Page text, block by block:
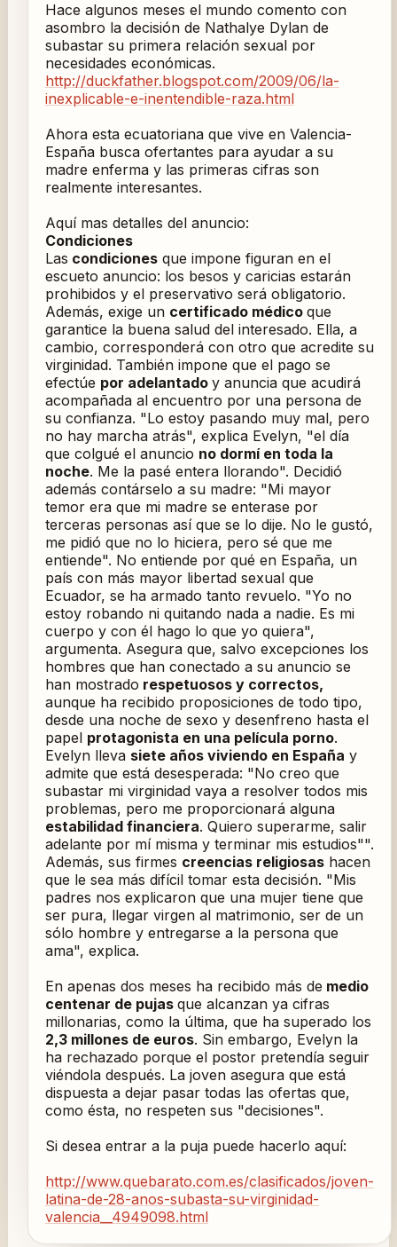
Hace algunos meses el mundo comento con
asombro la decisión de Nathalye Dylan de
subastar su primera relación sexual por
necesidades económicas.
http://duckfather.blogspot.com/2009/06/la-
inexplicable-e-inentendible-raza.html
Ahora esta ecuatoriana que vive en Valencia-
España busca ofertantes para ayudar a su
madre enferma y las primeras cifras son
realmente interesantes.
Aquí mas detalles del anuncio:
Condiciones
Las condicionesque impone figuran en el
escueto anuncio: los besos y caricias estarán
prohibidos y el preservativo será obligatorio.
Además, exige un certificado médico que
garantice la buena salud del interesado. Ella, a
cambio, corresponderá con otro que acredite su
virginidad. También impone que el pago se
efectúe por adelantado y anuncia que acudirá
acompañada al encuentro por una persona de
su confianza. "Lo estoy pasando muy mal, pero
no hay marcha atrás", explica Evelyn, "el día
que colgué el anuncio no dormí en toda la
noche. Me la pasé entera llorando". Decidió
además contárselo a su madre: "Mi mayor
temor era que mi madre se enterase por
terceras personas así que se lo dije. No le gustó,
me pidió que no lo hiciera, pero sé que me
entiende". No entiende por qué en España, un
país con más mayor libertad sexual que
Ecuador, se ha armado tanto revuelo. "Yo no
estoy robando ni quitando nada a nadie. Es mi
cuerpo y con él hago lo que yo quiera",
argumenta. Asegura que, salvo excepciones los
hombres que han conectado a su anuncio se
han mostrado respetuosos y correctos,
aunque ha recibido proposiciones de todo tipo,
desde una noche de sexo y desenfreno hasta el
papel protagonista en una película porno.
Evelyn lleva siete años viviendo en España y
admite que está desesperada: "No creo que
subastar mi virginidad vaya a resolver todos mis
problemas, pero me proporcionará alguna
estabilidad financiera. Quiero superarme, salir
adelante por mí misma y terminar mis estudios"".
Además, sus firmes creencias religiosashacen
que le sea más difícil tomar esta decisión. "Mis
padres nos explicaron que una mujer tiene que
ser pura, llegar virgen al matrimonio, ser de un
sólo hombre y entregarse a la persona que
ama", explica.
En apenas dos meses ha recibido más de medio
centenar de pujas que alcanzan ya cifras
millonarias, como la última, que ha superado los
2,3 millones de euros. Sin embargo, Evelyn la
ha rechazado porque el postor pretendía seguir
viéndola después. La joven asegura que está
dispuesta a dejar pasar todas las ofertas que,
como ésta, no respeten sus "decisiones".
Si desea entrar a la puja puede hacerlo aquí:
http://www.quebarato.com.es/clasificados/joven-
latina-de-28-anos-subasta-su-virginidad-
valencia__4949098.html